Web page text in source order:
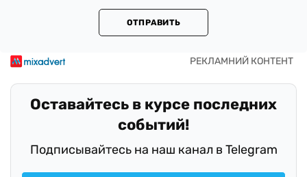
ОТПРАВИТЬ
Оставайтесь в курсе последних
событий!
Подписывайтесь на наш канал в Telegram